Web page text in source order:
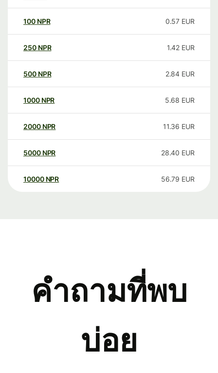
100 NPR 0.57 EUR
250 NPR 1.42 EUR
500 NPR 2.84 EUR
1000 NPR 5.68 EUR
2000 NPR 11.36 EUR
5000 NPR 28.40 EUR
10000 NPR 56.79 EUR
คำถามที่พบ
บ่อย